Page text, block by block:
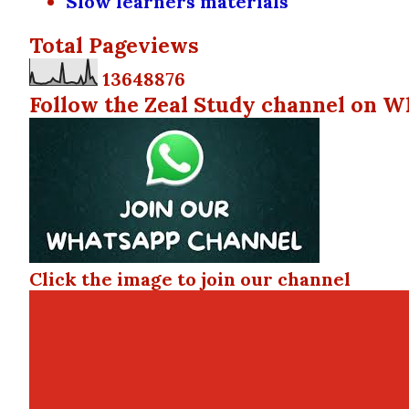
Total Pageviews
13648876
Follow the Zeal Study channel on
Click the image to join our channel